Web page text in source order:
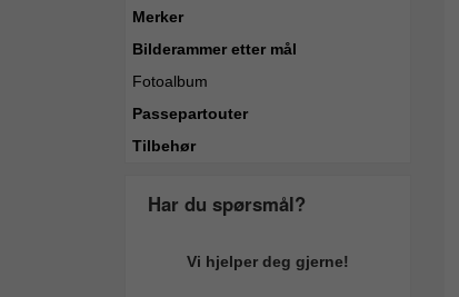
Merker
Bilderammer etter mål
Fotoalbum
Passepartouter
Tilbehør
Har du spørsmål?
Vi hjelper deg gjerne!